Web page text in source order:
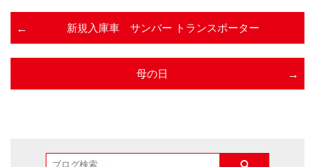
新規入庫車 サンバー トランスポーター
母の日